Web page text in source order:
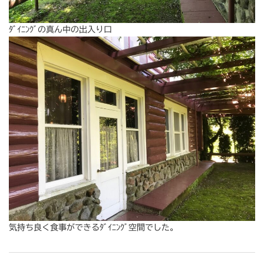
ﾀﾞｲﾆﾝｸﾞの真ん中の出入り口
気持ち良く食事ができるﾀﾞｲﾆﾝｸﾞ空間でした。